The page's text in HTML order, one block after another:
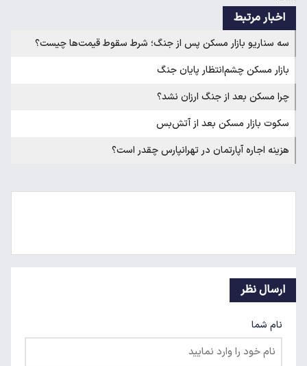
اخبار مرتبط
سه سناریو بازار مسکن پس از جنگ؛ شرط سقوط قیمت‌ها چیست؟
بازار مسکن چشم‌انتظار پایان جنگ
چرا مسکن بعد از جنگ ارزان نشد؟
سکوت بازار مسکن بعد از آتش‌بس
هزینه اجاره آپارتمان در تهرانپارس چقدر است؟
ارسال نظر
نام شما